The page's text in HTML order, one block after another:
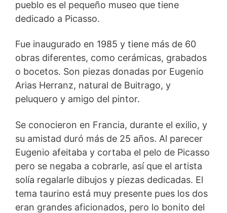
pueblo es el pequeño museo que tiene
dedicado a Picasso.
Fue inaugurado en 1985 y tiene más de 60
obras diferentes, como cerámicas, grabados
o bocetos. Son piezas donadas por Eugenio
Arias Herranz, natural de Buitrago, y
peluquero y amigo del pintor.
Se conocieron en Francia, durante el exilio, y
su amistad duró más de 25 años. Al parecer
Eugenio afeitaba y cortaba el pelo de Picasso
pero se negaba a cobrarle, así que el artista
solía regalarle dibujos y piezas dedicadas. El
tema taurino está muy presente pues los dos
eran grandes aficionados, pero lo bonito del